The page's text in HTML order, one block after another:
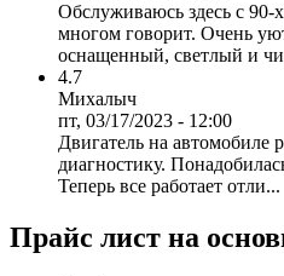
Обслуживаюсь здесь с 90-
многом говорит. Очень
оснащенный, светлый и
4.7
Михалыч
пт, 03/17/2023 - 12:00
Двигатель на автомобиле
диагностику.
Теперь все работает отли...
Прайс лист на